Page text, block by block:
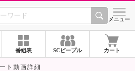
CHANNEL シメニュー
番組表 SCピープル カート
ト動画詳細